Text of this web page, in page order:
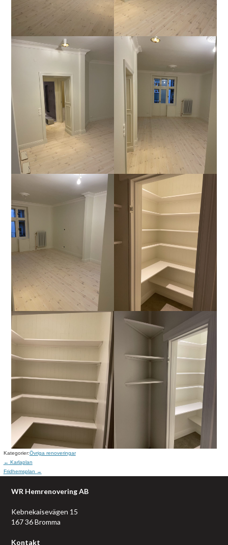
Kategorier:Övriga renoveringar
← Karlaplan
Fridhemsplan →
WR Hemrenovering AB
Kebnekaisevägen 15
167 36 Bromma
Kontakt